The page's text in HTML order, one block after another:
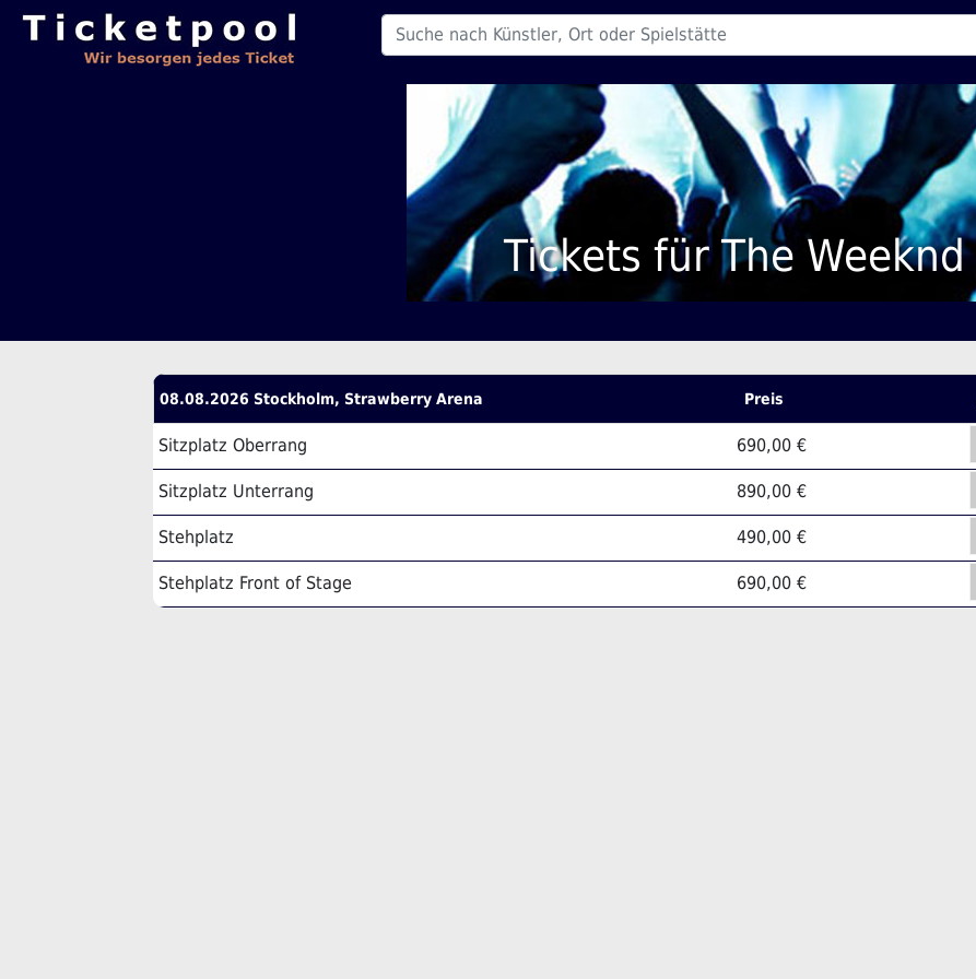
Tickets für The Weeknd
08.08.2026 Stockholm, Strawberry Arena Preis
Sitzplatz Oberrang 690,00 €
Sitzplatz Unterrang 890,00 €
Stehplatz 490,00 €
Stehplatz Front of Stage 690,00 €